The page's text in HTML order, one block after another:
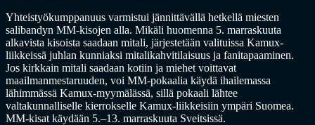
Yhteistyökumppanuus varmistui jännittävällä hetkellä miesten
salibandyn MM-kisojen alla. Mikäli huomenna 5. marraskuuta
alkavista kisoista saadaan mitali, järjestetään valituissa Kamux-
liikkeissä juhlan kunniaksi mitalikahvitilaisuus ja fanitapaaminen.
Jos kirkkain mitali saadaan kotiin ja miehet voittavat
maailmanmestaruuden, voi MM-pokaalia käydä ihailemassa
lähimmässä Kamux-myymälässä, sillä pokaali lähtee
valtakunnalliselle kierrokselle Kamux-liikkeisiin ympäri Suomea.
MM-kisat käydään 5.–13. marraskuuta Sveitsissä.